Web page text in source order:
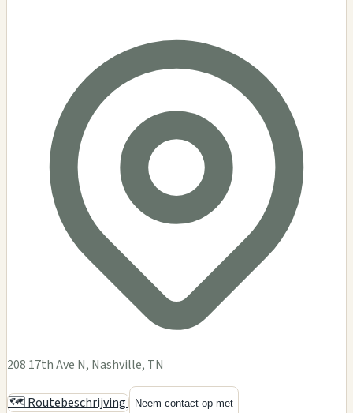
208 17th Ave N, Nashville, TN
🗺️ Routebeschrijving Neem contact op met